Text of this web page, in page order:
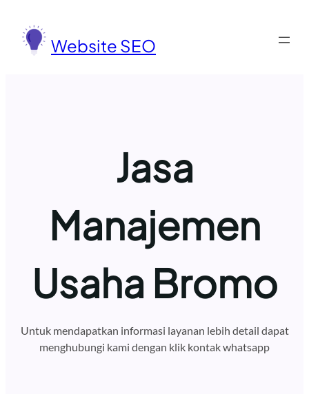
konten
Website SEO
Jasa
Manajemen
Usaha Bromo
Untuk mendapatkan informasi layanan lebih detail dapat
menghubungi kami dengan klik kontak whatsapp